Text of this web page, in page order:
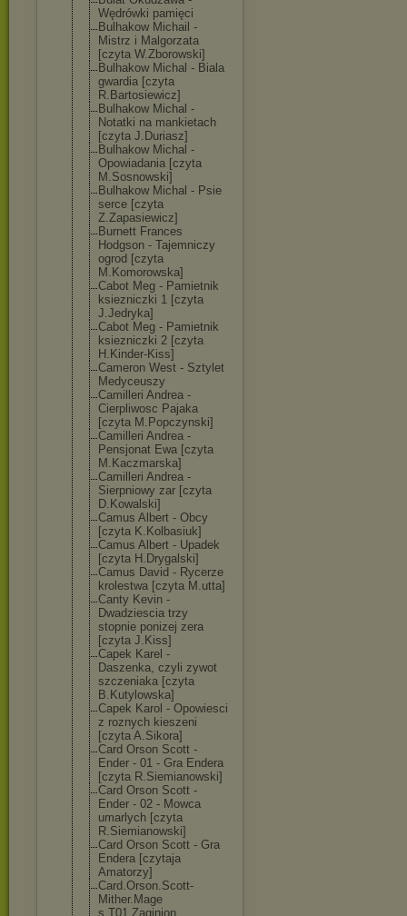
Wędrówki pamięci
Bulhakow Michail -
Mistrz i Malgorzata
[czyta W.Zborowski]
Bulhakow Michal - Biala
gwardia [czyta
R.Bartosiewicz]
Bulhakow Michal -
Notatki na mankietach
[czyta J.Duriasz]
Bulhakow Michal -
Opowiadania [czyta
M.Sosnowski]
Bulhakow Michal - Psie
serce [czyta
Z.Zapasiewicz]
Burnett Frances
Hodgson - Tajemniczy
ogrod [czyta
M.Komorowska]
Cabot Meg - Pamietnik
ksiezniczki 1 [czyta
J.Jedryka]
Cabot Meg - Pamietnik
ksiezniczki 2 [czyta
H.Kinder-Kiss]
Cameron West - Sztylet
Medyceuszy
Camilleri Andrea -
Cierpliwosc Pajaka
[czyta M.Popczynski]
Camilleri Andrea -
Pensjonat Ewa [czyta
M.Kaczmarska]
Camilleri Andrea -
Sierpniowy zar [czyta
D.Kowalski]
Camus Albert - Obcy
[czyta K.Kolbasiuk]
Camus Albert - Upadek
[czyta H.Drygalski]
Camus David - Rycerze
krolestwa [czyta M.utta]
Canty Kevin -
Dwadziescia trzy
stopnie ponizej zera
[czyta J.Kiss]
Capek Karel -
Daszenka, czyli zywot
szczeniaka [czyta
B.Kutylowska]
Capek Karol - Opowiesci
z roznych kieszeni
[czyta A.Sikora]
Card Orson Scott -
Ender - 01 - Gra Endera
[czyta R.Siemianowski]
Card Orson Scott -
Ender - 02 - Mowca
umarlych [czyta
R.Siemianowski]
Card Orson Scott - Gra
Endera [czytaja
Amatorzy]
Card.Orson.Scott-
Mither.Mage
s.T01.Zaginion